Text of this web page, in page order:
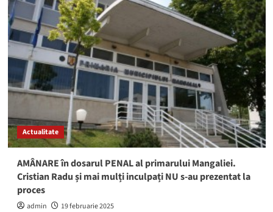
Cristian
Radu,
la
Curtea
de
Apel:
Se
judecă
dosarul
penal
în
care
acesta
trimis
în
pentru
Actualitate
AMÂNARE în dosarul PENAL al primarului Mangaliei.
Cristian Radu și mai mulți inculpați NU s-au prezentat la
proces
admin
19 februarie 2025